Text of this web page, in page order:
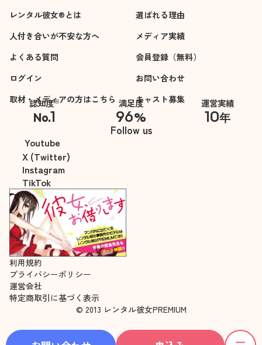
レンタル彼女®とは
選ばれる理由
人付き合いが不安な方へ
メディア実績
よくある質問
会員登録（無料）
ログイン
お問い合わせ
取材・メディアの方はこちら
キャスト募集
認知度※
No.1
※自社調べ
満足度
96%
運営実績
10年
Follow us
Youtube
X (Twitter)
Instagram
TikTok
利用規約
プライバシーポリシー
運営会社
特定商取引に基づく表示
© 2013 レンタル彼女PREMIUM